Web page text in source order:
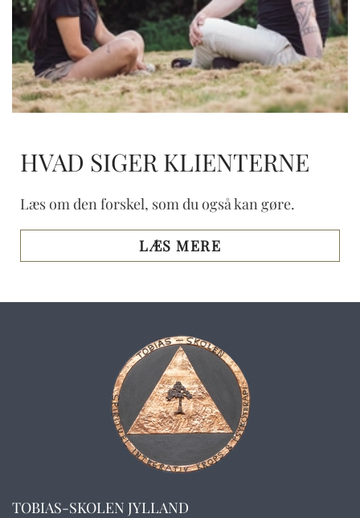
HVAD SIGER KLIENTERNE
Læs om den forskel, som du også kan gøre.
LÆS MERE
TOBIAS-SKOLEN JYLLAND